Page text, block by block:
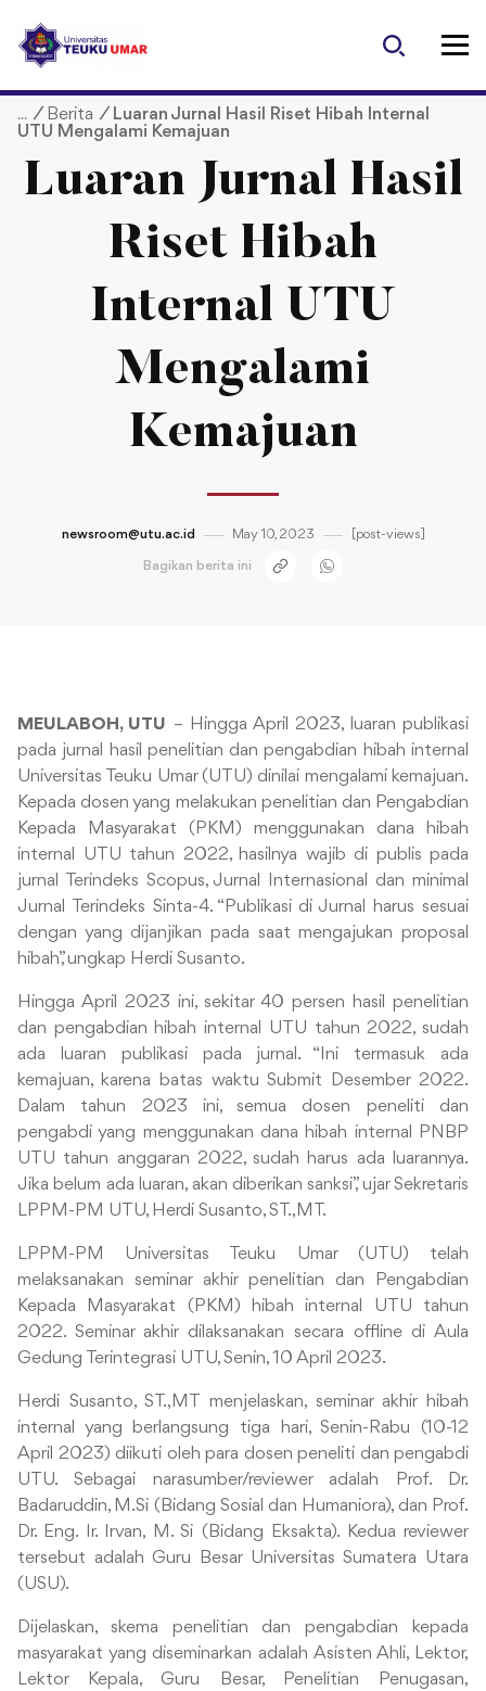
p
/ Berita / Luaran Jurnal Hasil Riset Hibah Internal
UTU Mengalami Kemajuan
Luaran Jurnal Hasil
Riset Hibah
Internal UTU
Mengalami
Kemajuan
newsroom@utu.ac.id May 10, 2023 [post-views]
Bagikan berita ini
MEULABOH, UTU – Hingga April 2023, luaran publikasi
pada jurnal hasil penelitian dan pengabdian hibah internal
Universitas Teuku Umar (UTU) dinilai mengalami kemajuan.
Kepada dosen yang melakukan penelitian dan Pengabdian
Kepada Masyarakat (PKM) menggunakan dana hibah
internal UTU tahun 2022, hasilnya wajib di publis pada
jurnal Terindeks Scopus, Jurnal Internasional dan minimal
Jurnal Terindeks Sinta-4. “Publikasi di Jurnal harus sesuai
dengan yang dijanjikan pada saat mengajukan proposal
hibah”, ungkap Herdi Susanto.
Hingga April 2023 ini, sekitar 40 persen hasil penelitian
dan pengabdian hibah internal UTU tahun 2022, sudah
ada luaran publikasi pada jurnal. “Ini termasuk ada
kemajuan, karena batas waktu Submit Desember 2022.
Dalam tahun 2023 ini, semua dosen peneliti dan
pengabdi yang menggunakan dana hibah internal PNBP
UTU tahun anggaran 2022, sudah harus ada luarannya.
Jika belum ada luaran, akan diberikan sanksi”, ujar Sekretaris
LPPM-PM UTU, Herdi Susanto, ST.,MT.
LPPM-PM Universitas Teuku Umar (UTU) telah
melaksanakan seminar akhir penelitian dan Pengabdian
Kepada Masyarakat (PKM) hibah internal UTU tahun
2022. Seminar akhir dilaksanakan secara offline di Aula
Gedung Terintegrasi UTU, Senin, 10 April 2023.
Herdi Susanto, ST.,MT menjelaskan, seminar akhir hibah
internal yang berlangsung tiga hari, Senin-Rabu (10-12
April 2023) diikuti oleh para dosen peneliti dan pengabdi
UTU. Sebagai narasumber/reviewer adalah Prof. Dr.
Badaruddin, M.Si (Bidang Sosial dan Humaniora), dan Prof.
Dr. Eng. Ir. Irvan, M. Si (Bidang Eksakta). Kedua reviewer
tersebut adalah Guru Besar Universitas Sumatera Utara
(USU).
Dijelaskan, skema penelitian dan pengabdian kepada
masyarakat yang diseminarkan adalah Asisten Ahli, Lektor,
Lektor Kepala, Guru Besar, Penelitian Penugasan,